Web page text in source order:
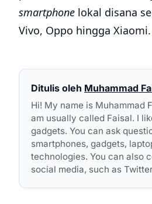
smartphone lokal disana
Vivo, Oppo hingga Xiaomi.
Ditulis oleh Muhammad
Hi! My name is Muhammad
am usually called Faisal. I
gadgets. You can ask
smartphones, gadgets,
technologies. You can also
social media, such as